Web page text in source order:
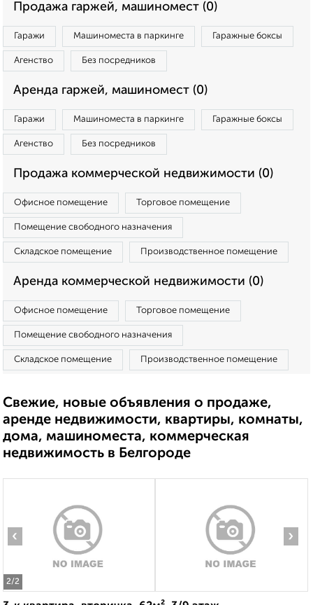
Продажа гаржей, машиномест (0)
Гаражи Машиноместа в паркинге Гаражные боксы
Агенство Без посредников
Аренда гаржей, машиномест (0)
Гаражи Машиноместа в паркинге Гаражные боксы
Агенство Без посредников
Продажа коммерческой недвижимости (0)
Офисное помещение Торговое помещение
Помещение свободного назначения
Складское помещение Производственное помещение
Аренда коммерческой недвижимости (0)
Офисное помещение Торговое помещение
Помещение свободного назначения
Складское помещение Производственное помещение
Свежие, новые объявления о продаже,
аренде недвижимости, квартиры, комнаты,
дома, машиноместа, коммерческая
недвижимость в Белгороде
2/2
‹ ›